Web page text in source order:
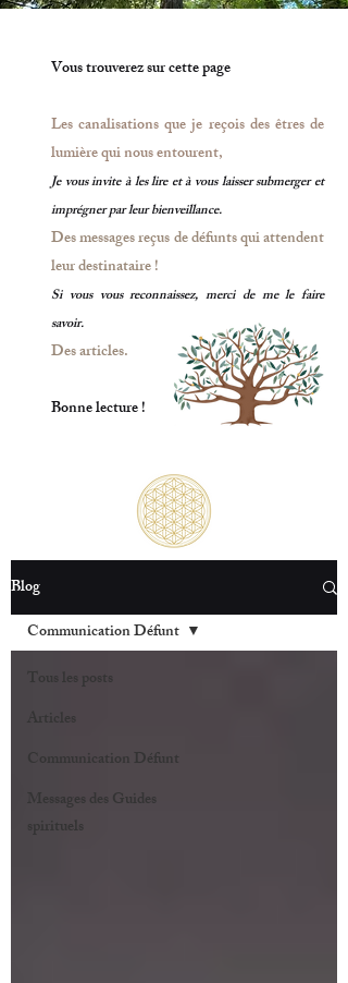
Vous trouverez sur cette page
Les canalisations que je reçois des êtres de
lumière qui nous entourent,
Je vous invite à les lire et à vous laisser submerger et
imprégner par leur bienveillance.
Des messages reçus de défunts qui attendent
leur destinataire !
Si vous vous reconnaissez, merci de me le faire
savoir.
Des articles.
Bonne lecture !
Blog
Tous les posts
Articles
Communication Défunt
Messages des Guides
spirituels
Communication Défunt